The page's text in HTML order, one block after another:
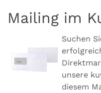
Mailing im
Suchen
unsere
diesem